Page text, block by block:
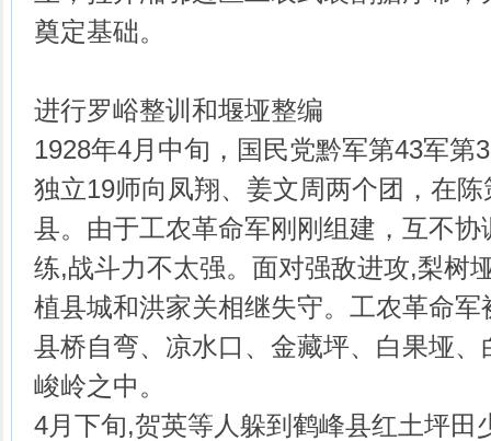
奠定基础。
进行罗峪整训和堰垭整编
1928年4月中旬，国民党黔军第43军第
独立19师向凤翔、姜文周两个团，在
县。由于工农革命军刚刚组建，互不
练,战斗力不太强。面对强敌进攻,梨树
植县城和洪家关相继失守。工农革命
县桥自弯、凉水口、金藏坪、白果垭
峻岭之中。
4月下旬,贺英等人躲到鹤峰县红土坪田